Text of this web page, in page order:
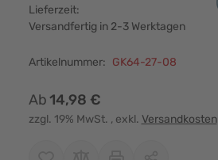
Lieferzeit:
Versandfertig in 2-3 Werktagen
Artikelnummer: GK64-27-08
Ab14,98 €
zzgl. 19% MwSt. , exkl. Versandkosten